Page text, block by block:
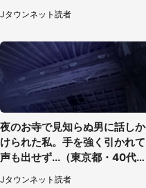
なった夜に見た光景（30代女
性）
Jタウンネット読者
夜のお寺で見知らぬ男に話しか
けられた私。手を強く引かれて
声も出せず...（東京都・40代女
Jタウンネット読者